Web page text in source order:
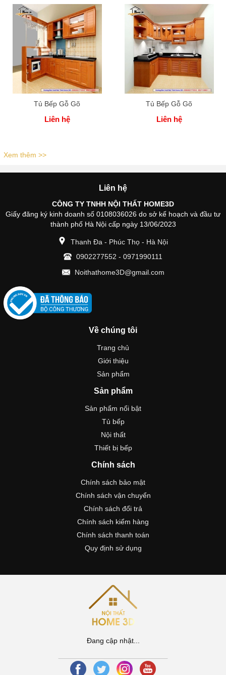
Tủ Bếp Gỗ Gõ
Liên hệ
Tủ Bếp Gỗ Gõ
Liên hệ
Xem thêm >>
Liên hệ
CÔNG TY TNHH NỘI THẤT HOME3D
Giấy đăng ký kinh doanh số 0108036026 do sở kế hoạch và đầu tư
thành phố Hà Nội cấp ngày 13/06/2023
Thanh Đa - Phúc Thọ - Hà Nội
0902277552 - 0971990111
Noithathome3D@gmail.com
Về chúng tôi
Trang chủ
Giới thiệu
Sản phẩm
Sản phẩm
Sản phẩm nổi bật
Tủ bếp
Nội thất
Thiết bị bếp
Chính sách
Chính sách bảo mật
Chính sách vận chuyển
Chính sách đổi trả
Chính sách kiểm hàng
Chính sách thanh toán
Quy định sử dụng
Đang cập nhật...